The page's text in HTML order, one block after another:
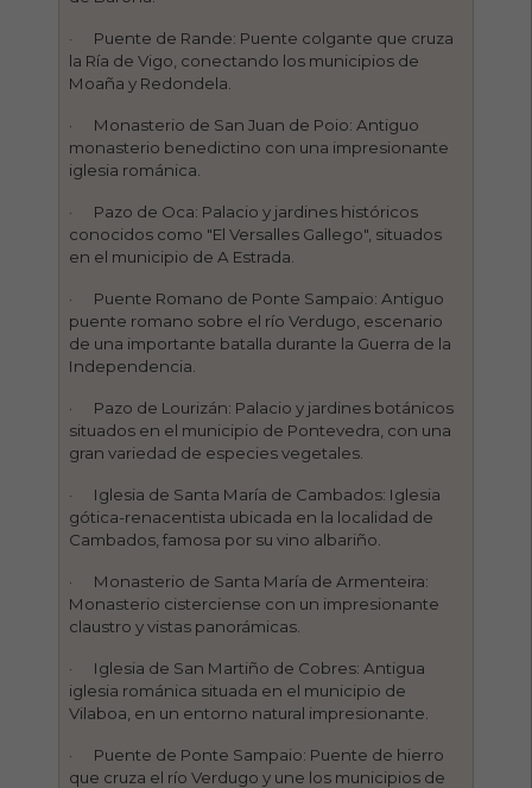
· Puente de Rande: Puente colgante que cruza
la Ría de Vigo, conectando los municipios de
Moaña y Redondela.
· Monasterio de San Juan de Poio: Antiguo
monasterio benedictino con una impresionante
iglesia románica.
· Pazo de Oca: Palacio y jardines históricos
conocidos como "El Versalles Gallego", situados
en el municipio de A Estrada.
· Puente Romano de Ponte Sampaio: Antiguo
puente romano sobre el río Verdugo, escenario
de una importante batalla durante la Guerra de la
Independencia.
· Pazo de Lourizán: Palacio y jardines botánicos
situados en el municipio de Pontevedra, con una
gran variedad de especies vegetales.
· Iglesia de Santa María de Cambados: Iglesia
gótica-renacentista ubicada en la localidad de
Cambados, famosa por su vino albariño.
· Monasterio de Santa María de Armenteira:
Monasterio cisterciense con un impresionante
claustro y vistas panorámicas.
· Iglesia de San Martiño de Cobres: Antigua
iglesia románica situada en el municipio de
Vilaboa, en un entorno natural impresionante.
· Puente de Ponte Sampaio: Puente de hierro
que cruza el río Verdugo y une los municipios de